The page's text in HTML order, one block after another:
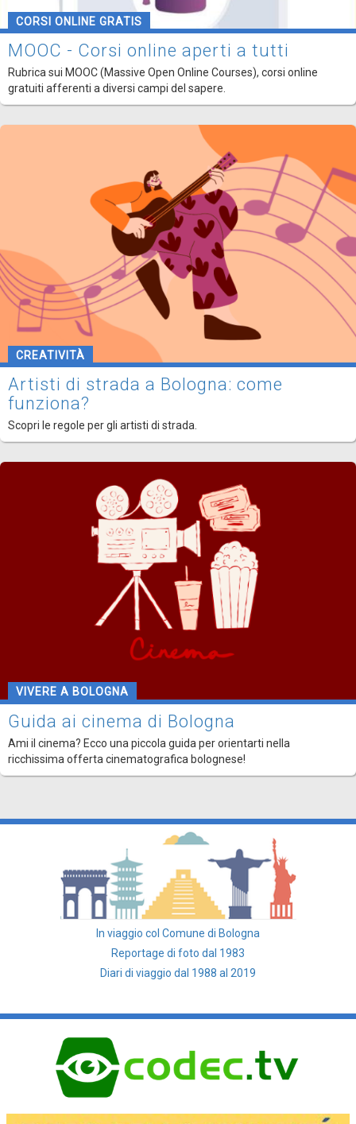
CORSI ONLINE GRATIS
MOOC - Corsi online aperti a tutti
Rubrica sui MOOC (Massive Open Online Courses), corsi online
gratuiti afferenti a diversi campi del sapere.
CREATIVITÀ
Artisti di strada a Bologna: come
funziona?
Scopri le regole per gli artisti di strada.
VIVERE A BOLOGNA
Guida ai cinema di Bologna
Ami il cinema? Ecco una piccola guida per orientarti nella
ricchissima offerta cinematografica bolognese!
In viaggio col Comune di Bologna
Reportage di foto dal 1983
Diari di viaggio dal 1988 al 2019